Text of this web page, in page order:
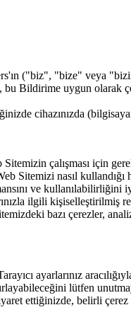
("biz", "bize" veya
bu Bildirime uygun olarak
cihazınızda
Sitemizin çalışması için
Sitemizi nasıl
ve kullanılabilirliğini
ilgili kişiselleştirilmiş
bazı çerezler,
ayarlarınız
lütfen
ettiğinizde, belirli